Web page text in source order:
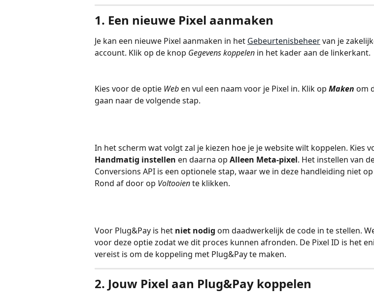
1. Een nieuwe Pixel aanmaken
Je kan een nieuwe Pixel aanmaken in het Gebeurtenisbeheer van je
account. Klik op de knop Gegevens koppelen in het kader aan de linkerkant.
Kies voor de optie Web en vul een naam voor je Pixel in. Klik op Maken om
gaan naar de volgende stap.
In het scherm wat volgt zal je kiezen hoe je je website wilt koppelen. Kies
Handmatig instellen en daarna op Alleen Meta-pixel. Het instellen van
Conversions API is een optionele stap, waar we in deze handleiding niet
Rond af door op Voltooien te klikken.
Voor Plug&Pay is het niet nodig om daadwerkelijk de code in te stellen.
voor deze optie zodat we dit proces kunnen afronden. De Pixel ID is het
vereist is om de koppeling met Plug&Pay te maken.
2. Jouw Pixel aan Plug&Pay koppelen